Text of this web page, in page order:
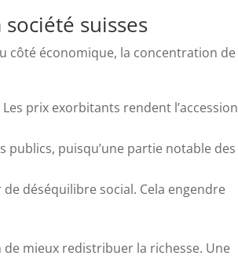
suisses
côté économique, la concentration de
prix exorbitants rendent l’accession
publics, puisqu’une partie notable des
déséquilibre social. Cela engendre
mieux redistribuer la richesse. Une